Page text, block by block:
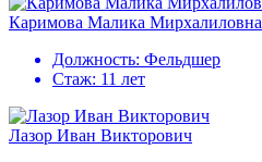
Каримова Малика Мирхалиловна
Должность: Фельдшер
Стаж: 11 лет
Лазор Иван Викторович